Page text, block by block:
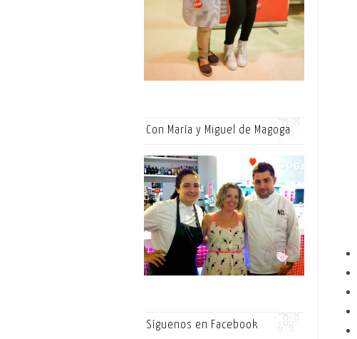
Con María y Miguel de Magoga
Síguenos en Facebook